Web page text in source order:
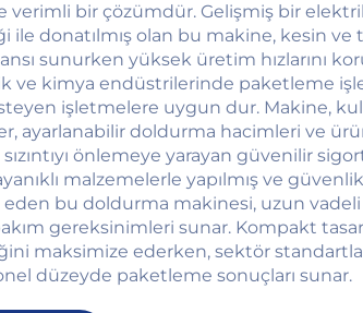
verimli bir çözümdür. Gelişmiş bir
ile donatılmış olan bu makine, kesin ve
sunurken yüksek üretim hızlarını
ve kimya endüstrilerinde paketleme
işletmelere uygun dur. Makine,
ayarlanabilir doldurma hacimleri ve
sızıntıyı önlemeye yarayan güvenilir
malzemelerle yapılmış ve
bu doldurma makinesi, uzun
gereksinimleri sunar. Kompakt
maksimize ederken, sektör
düzeyde paketleme sonuçları sunar.